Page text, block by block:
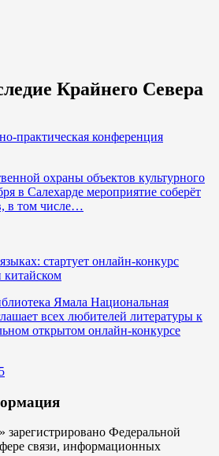
Крайнего Севера
конференция
охраны объектов культурного
в Салехарде мероприятие соберёт
в том числе…
стартует онлайн-конкурс
китайском
Ямала Национальная
всех любителей литературы к
открытом онлайн-конкурсе
Федеральной
связи, информационных